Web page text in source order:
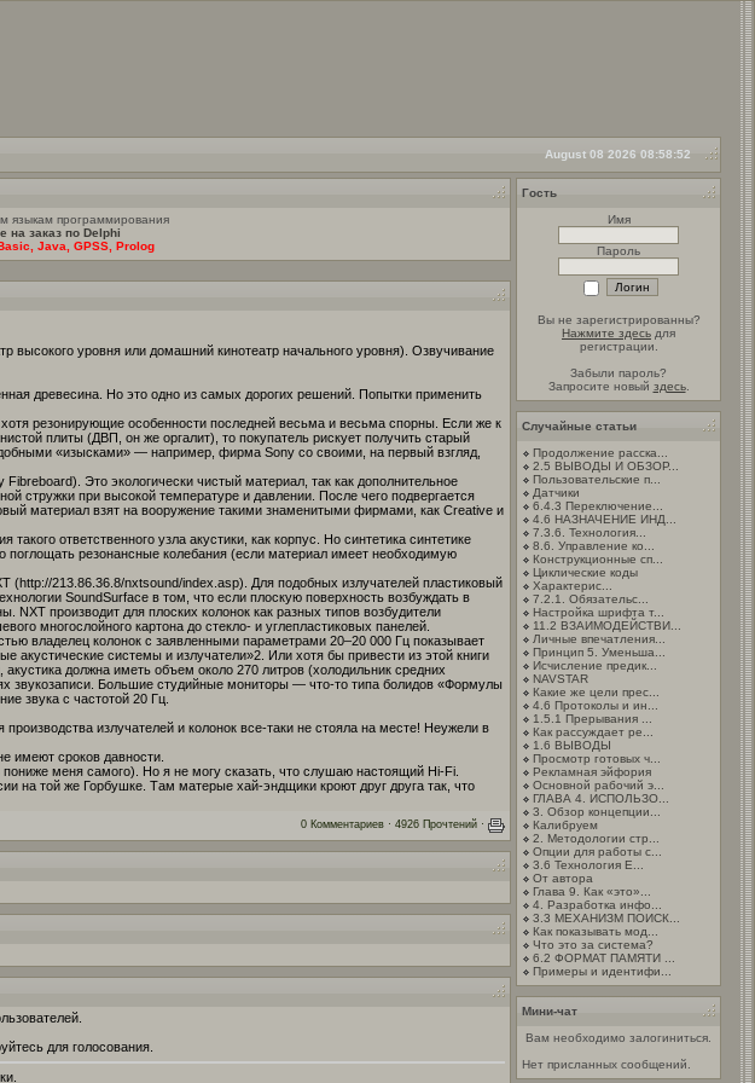
August 08 2026 08:58:52
языкам программирования
на заказ по Delphi
Java, GPSS, Prolog
высокого уровня или домашний кинотеатр начального уровня). Озвучивание
древесина. Но это одно из самых дорогих решений. Попытки применить
резонирующие особенности последней весьма и весьма спорны. Если же к
плиты (ДВП, он же оргалит), то покупатель рискует получить старый
«изысками» — например, фирма Sony со своими, на первый взгляд,
Это экологически чистый материал, так как дополнительное
стружки при высокой температуре и давлении. После чего подвергается
материал взят на вооружение такими знаменитыми фирмами, как Creative и
ответственного узла акустики, как корпус. Но синтетика синтетике
поглощать резонансные колебания (если материал имеет необходимую
(http://213.86.36.8/nxtsound/index.asp). Для подобных излучателей пластиковый
SoundSurface в том, что если плоскую поверхность возбуждать в
производит для плоских колонок как разных типов возбудители
многослойного картона до стекло- и углепластиковых панелей.
владелец колонок с заявленными параметрами 20–20 000 Гц показывает
системы и излучатели»2. Или хотя бы привести из этой книги
должна иметь объем около 270 литров (холодильник средних
звукозаписи. Большие студийные мониторы — что-то типа болидов «Формулы
звука с частотой 20 Гц.
излучателей и колонок все-таки не стояла на месте! Неужели в
имеют сроков давности.
меня самого). Но я не могу сказать, что слушаю настоящий Hi-Fi.
на той же Горбушке. Там матерые хай-эндщики кроют друг друга так, что
0 Комментариев · 4926 Прочтений ·
для голосования.
Гость
Имя
Пароль
Вы не зарегистрированны?
Нажмите здесь для
регистрации.
Забыли пароль?
Запросите новый здесь.
Случайные статьи
Продолжение расска...
2.5 ВЫВОДЫ И ОБЗОР...
Пользовательские п...
Датчики
6.4.3 Переключение...
4.6 НАЗНАЧЕНИЕ ИНД...
7.3.6. Технология...
8.6. Управление ко...
Конструкционные сп...
Циклические коды
Характерис...
7.2.1. Обязательс...
Настройка шрифта т...
11.2 ВЗАИМОДЕЙСТВИ...
Личные впечатления...
Принцип 5. Уменьша...
Исчисление предик...
NAVSTAR
Какие же цели прес...
4.6 Протоколы и ин...
1.5.1 Прерывания ...
Как рассуждает ре...
1.6 ВЫВОДЫ
Просмотр готовых ч...
Рекламная эйфория
Основной рабочий э...
ГЛАВА 4. ИСПОЛЬЗО...
3. Обзор концепции...
Калибруем
2. Методологии стр...
Опции для работы с...
3.6 Технология E...
От автора
Глава 9. Как «это»...
4. Разработка инфо...
3.3 МЕХАНИЗМ ПОИСК...
Как показывать мод...
Что это за система?
6.2 ФОРМАТ ПАМЯТИ ...
Примеры и идентифи...
Мини-чат
Вам необходимо залогиниться.
Нет присланных сообщений.